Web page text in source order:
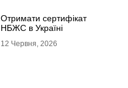
Отримати сертифікат
НБЖС в Україні
12 Червня, 2026